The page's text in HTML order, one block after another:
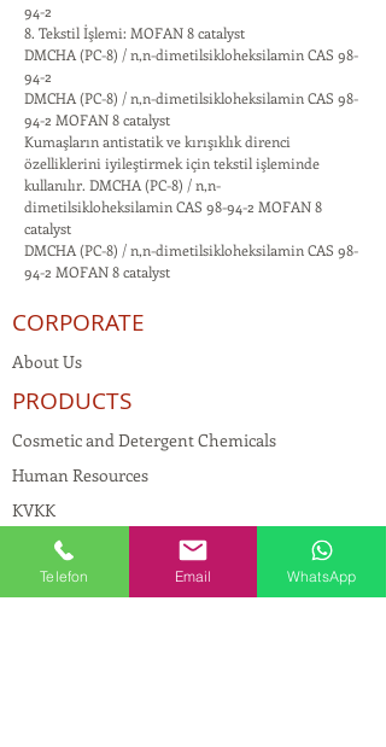
94-2
8. Tekstil İşlemi: MOFAN 8 catalyst
DMCHA (PC-8) / n,n-dimetilsikloheksilamin CAS 98-
94-2
DMCHA (PC-8) / n,n-dimetilsikloheksilamin CAS 98-
94-2 MOFAN 8 catalyst
Kumaşların antistatik ve kırışıklık direnci
özelliklerini iyileştirmek için tekstil işleminde
kullanılır. DMCHA (PC-8) / n,n-
dimetilsikloheksilamin CAS 98-94-2 MOFAN 8
catalyst
DMCHA (PC-8) / n,n-dimetilsikloheksilamin CAS 98-
94-2 MOFAN 8 catalyst
CORPORATE
About Us
PRODUCTS
Cosmetic and Detergent Chemicals
Human Resources
KVKK
Quality Policy
Textile Chemicals
Telefon Email WhatsApp